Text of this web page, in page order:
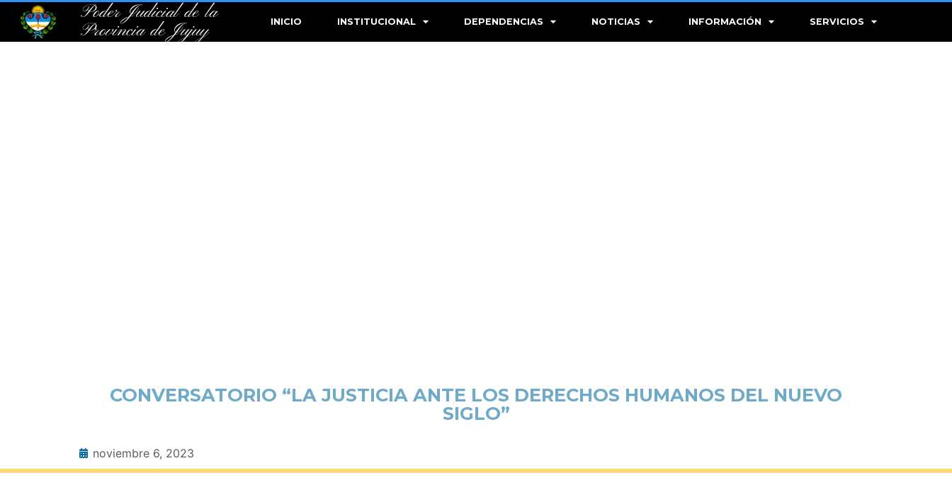
Poder Judicial de la
Provincia de Jujuy
INICIO INSTITUCIONAL DEPENDENCIAS NOTICIAS INFORMACIÓN SERVICIOS
CONVERSATORIO “LA JUSTICIA ANTE LOS DERECHOS HUMANOS DEL NUEVO
SIGLO”
noviembre 6, 2023